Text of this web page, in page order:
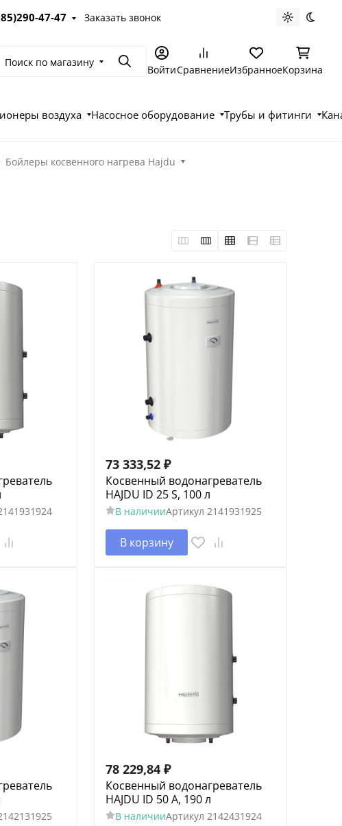
47-47 Заказать звонок Светлая
Поиск по магазину ПоискВойтиСравнениеИзбранноеКорзина
воздуха Насосное оборудование Трубы и фитинги
Бойлеры косвенного нагрева Hajdu
73 333,52 ₽
Косвенный водонагреватель
HAJDU ID 25 S, 100 л
В наличииАртикул 2141931925
В корзину
78 229,84 ₽
Косвенный водонагреватель
HAJDU ID 50 A, 190 л
В наличииАртикул 2142431924